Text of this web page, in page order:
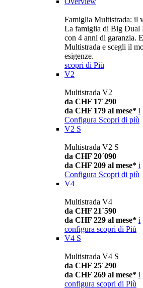
Famiglia Multistrada: il
La famiglia di Big Dual
con 4 anni di garanzia.
Multistrada e scegli il
esigenze.
scopri di Più
V2
Multistrada V2
da CHF 17´290
da CHF 179 al mese* i
Configura Scopri di più
V2 S
Multistrada V2 S
da CHF 20´090
da CHF 209 al mese* i
Configura Scopri di più
V4
Multistrada V4
da CHF 21´590
da CHF 229 al mese* i
configura scopri di Più
V4 S
Multistrada V4 S
da CHF 25´290
da CHF 269 al mese* i
configura scopri di Più